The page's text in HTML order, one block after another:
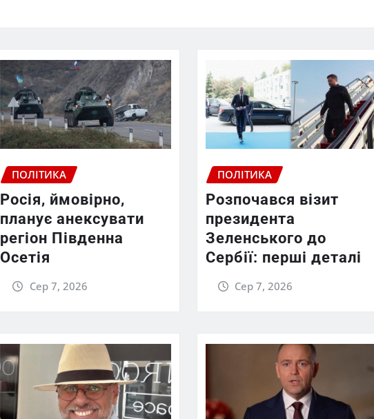
ПОЛІТИКА
Росія, ймовірно,
планує анексувати
регіон Південна
Осетія
Сер 7, 2026
ПОЛІТИКА
Розпочався візит
президента
Зеленського до
Сербії: перші деталі
Сер 7, 2026